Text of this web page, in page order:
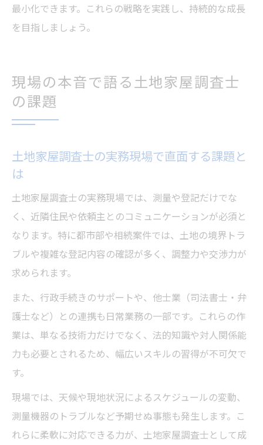
最小化できます。これらの戦略を実践し、持続的な成長
を目指しましょう。
現場の本音で語る土地家屋調査士
の課題
土地家屋調査士の実務現場で直面する課題と
は
土地家屋調査士の実務現場では、測量や登記だけでな
く、近隣住民や依頼主とのコミュニケーションが必須と
なります。特に都市部や相続案件では、土地の境界トラ
ブルや複雑な登記内容の確認が多く、調整力や交渉力が
求められます。
また、行政手続きのサポートや、他士業（司法書士・弁
護士など）との連携も日常業務の一部です。これらの作
業は、単なる技術力だけでなく、法的知識や対人関係能
力も必要とされるため、幅広いスキルの習得が不可欠で
す。
現場では、天候や現地状況によるスケジュールの変動、
測量機器のトラブルなど予期せぬ事態も発生します。こ
れらに柔軟に対応できる力が、土地家屋調査士として成